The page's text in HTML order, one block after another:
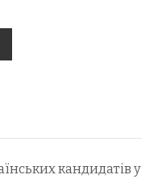
кандидатів у